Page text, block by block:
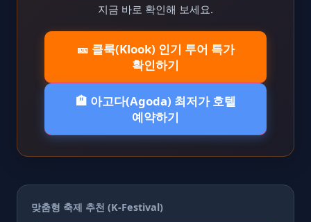
지금 바로 확인해 보세요.
🎫 클룩(Klook) 인기 투어 특가
확인하기
🏨 아고다(Agoda) 최저가 호텔
예약하기
맞춤형 축제 추천 (K-Festival)